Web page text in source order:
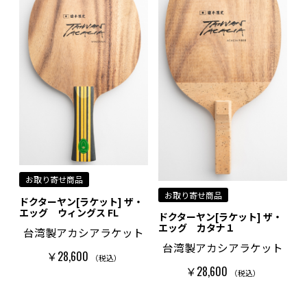
お取り寄せ商品
ドクターヤン[ラケット] ザ・
エッグ ウィングス FL
台湾製アカシアラケット
￥28,600 （税込）
お取り寄せ商品
ドクターヤン[ラケット] ザ・
エッグ カタナ１
台湾製アカシアラケット
￥28,600 （税込）